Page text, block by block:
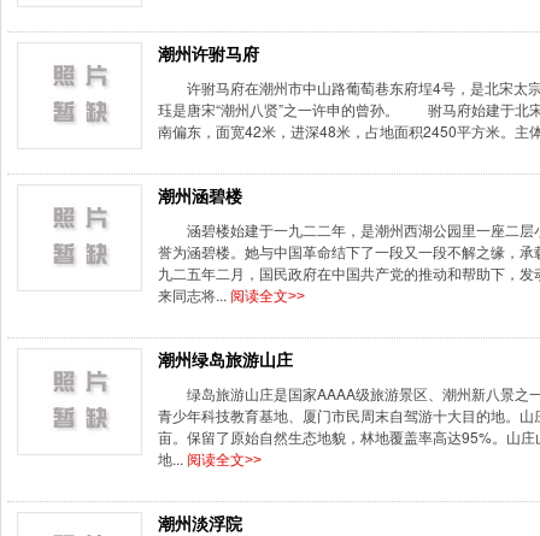
潮州许驸马府
许驸马府在潮州市中山路葡萄巷东府埕4号，是北宋太
珏是唐宋“潮州八贤”之一许申的曾孙。 驸马府始建于北
南偏东，面宽42米，进深48米，占地面积2450平方米。主
潮州涵碧楼
涵碧楼始建于一九二二年，是潮州西湖公园里一座二
誉为涵碧楼。她与中国革命结下了一段又一段不解之缘，
九二五年二月，国民政府在中国共产党的推动和帮助下，
来同志将... 阅读全文>>
潮州绿岛旅游山庄
绿岛旅游山庄是国家AAAA级旅游景区、潮州新八景之
青少年科技教育基地、厦门市民周末自驾游十大目的地。
亩。保留了原始自然生态地貌，林地覆盖率高达95%。山
地... 阅读全文>>
潮州淡浮院